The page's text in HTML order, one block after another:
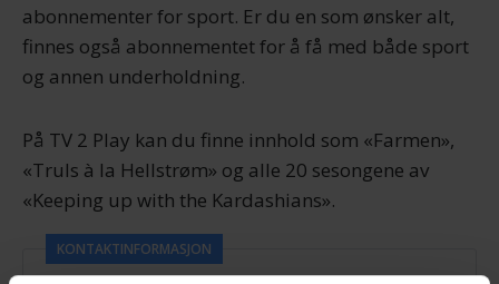
abonnementer for sport. Er du en som ønsker alt,
finnes også abonnementet for å få med både sport
og annen underholdning.
På TV 2 Play kan du finne innhold som «Farmen»,
«Truls à la Hellstrøm» og alle 20 sesongene av
«Keeping up with the Kardashians».
KONTAKTINFORMASJON